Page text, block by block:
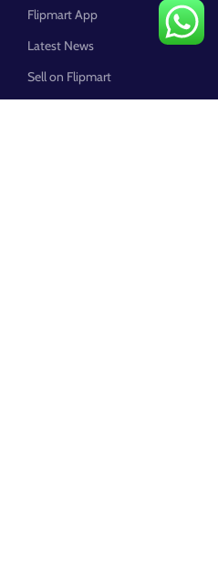
Flipmart App
Latest News
Sell on Flipmart